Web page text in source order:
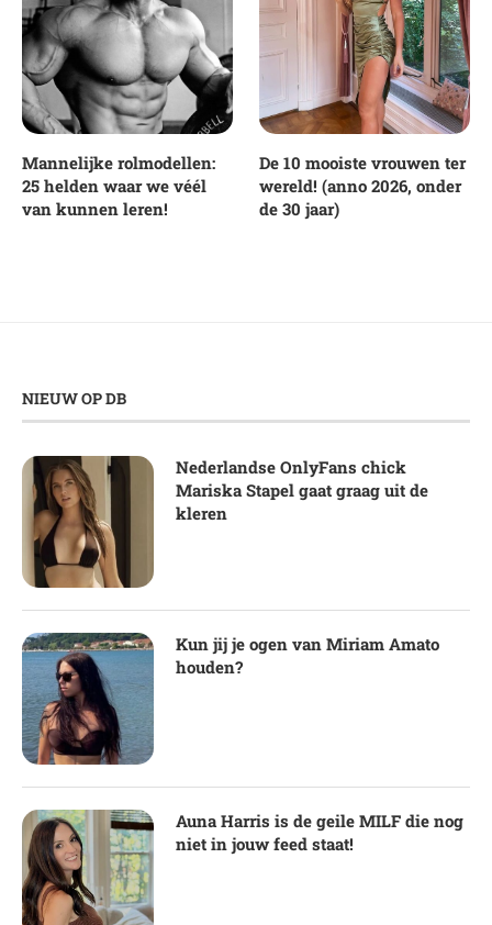
Mannelijke rolmodellen:
25 helden waar we véél
van kunnen leren!
De 10 mooiste vrouwen ter
wereld! (anno 2026, onder
de 30 jaar)
NIEUW OP DB
Nederlandse OnlyFans chick
Mariska Stapel gaat graag uit de
kleren
Kun jij je ogen van Miriam Amato
houden?
Auna Harris is de geile MILF die nog
niet in jouw feed staat!